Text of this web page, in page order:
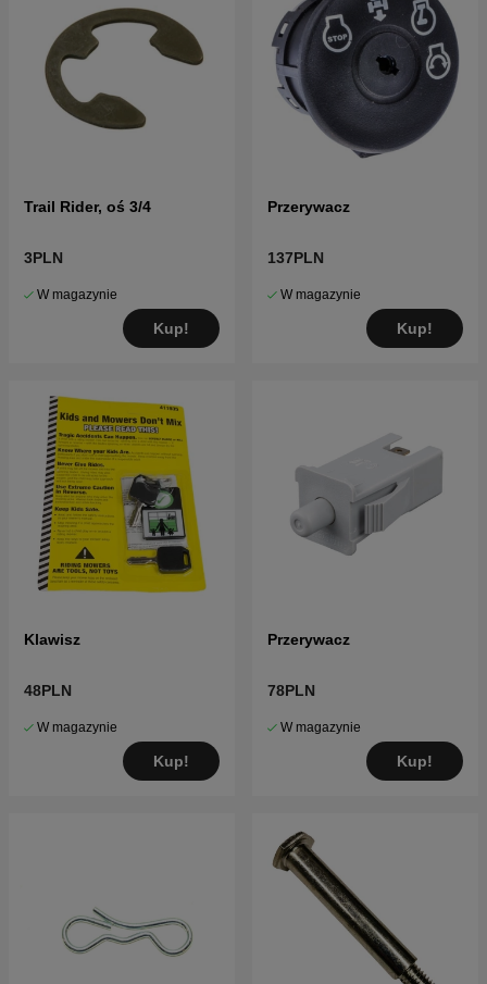
Trail Rider, oś 3/4
3PLN
W magazynie
Kup!
Przerywacz
137PLN
W magazynie
Kup!
Klawisz
48PLN
W magazynie
Kup!
Przerywacz
78PLN
W magazynie
Kup!